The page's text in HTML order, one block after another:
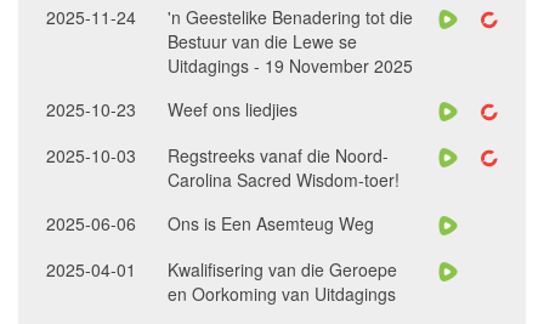
2025-11-24
'n Geestelike Benadering tot die
Bestuur van die Lewe se
Uitdagings - 19 November 2025
2025-10-23
Weef ons liedjies
2025-10-03
Regstreeks vanaf die Noord-
Carolina Sacred Wisdom-toer!
2025-06-06
Ons is Een Asemteug Weg
2025-04-01
Kwalifisering van die Geroepe
en Oorkoming van Uitdagings